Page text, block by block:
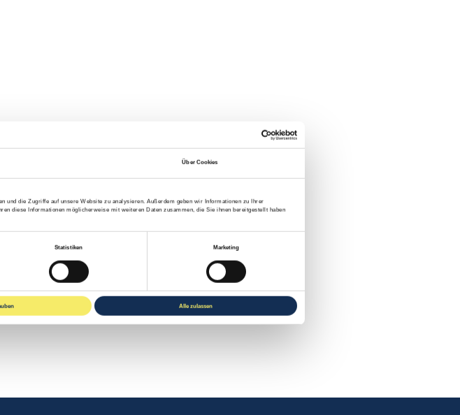
Über Cookies
und die Zugriffe auf unsere Website zu analysieren. Außerdem geben wir Informationen zu Ihrer
diese Informationen möglicherweise mit weiteren Daten zusammen, die Sie ihnen bereitgestellt haben
Statistiken Marketing
Alle zulassen